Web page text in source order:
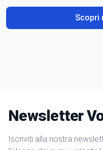
Scopri
Newsletter
Iscriviti alla nostra